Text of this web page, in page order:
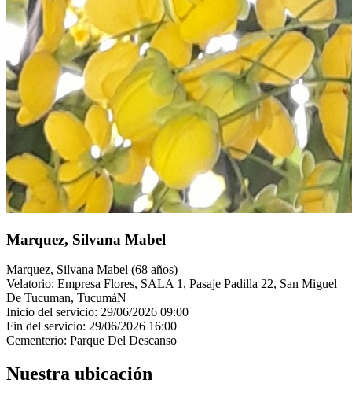
Marquez, Silvana Mabel
Marquez, Silvana Mabel (68 años)
Velatorio: Empresa Flores, SALA 1, Pasaje Padilla 22, San Miguel
De Tucuman, TucumáN
Inicio del servicio: 29/06/2026 09:00
Fin del servicio: 29/06/2026 16:00
Cementerio: Parque Del Descanso
Nuestra ubicación